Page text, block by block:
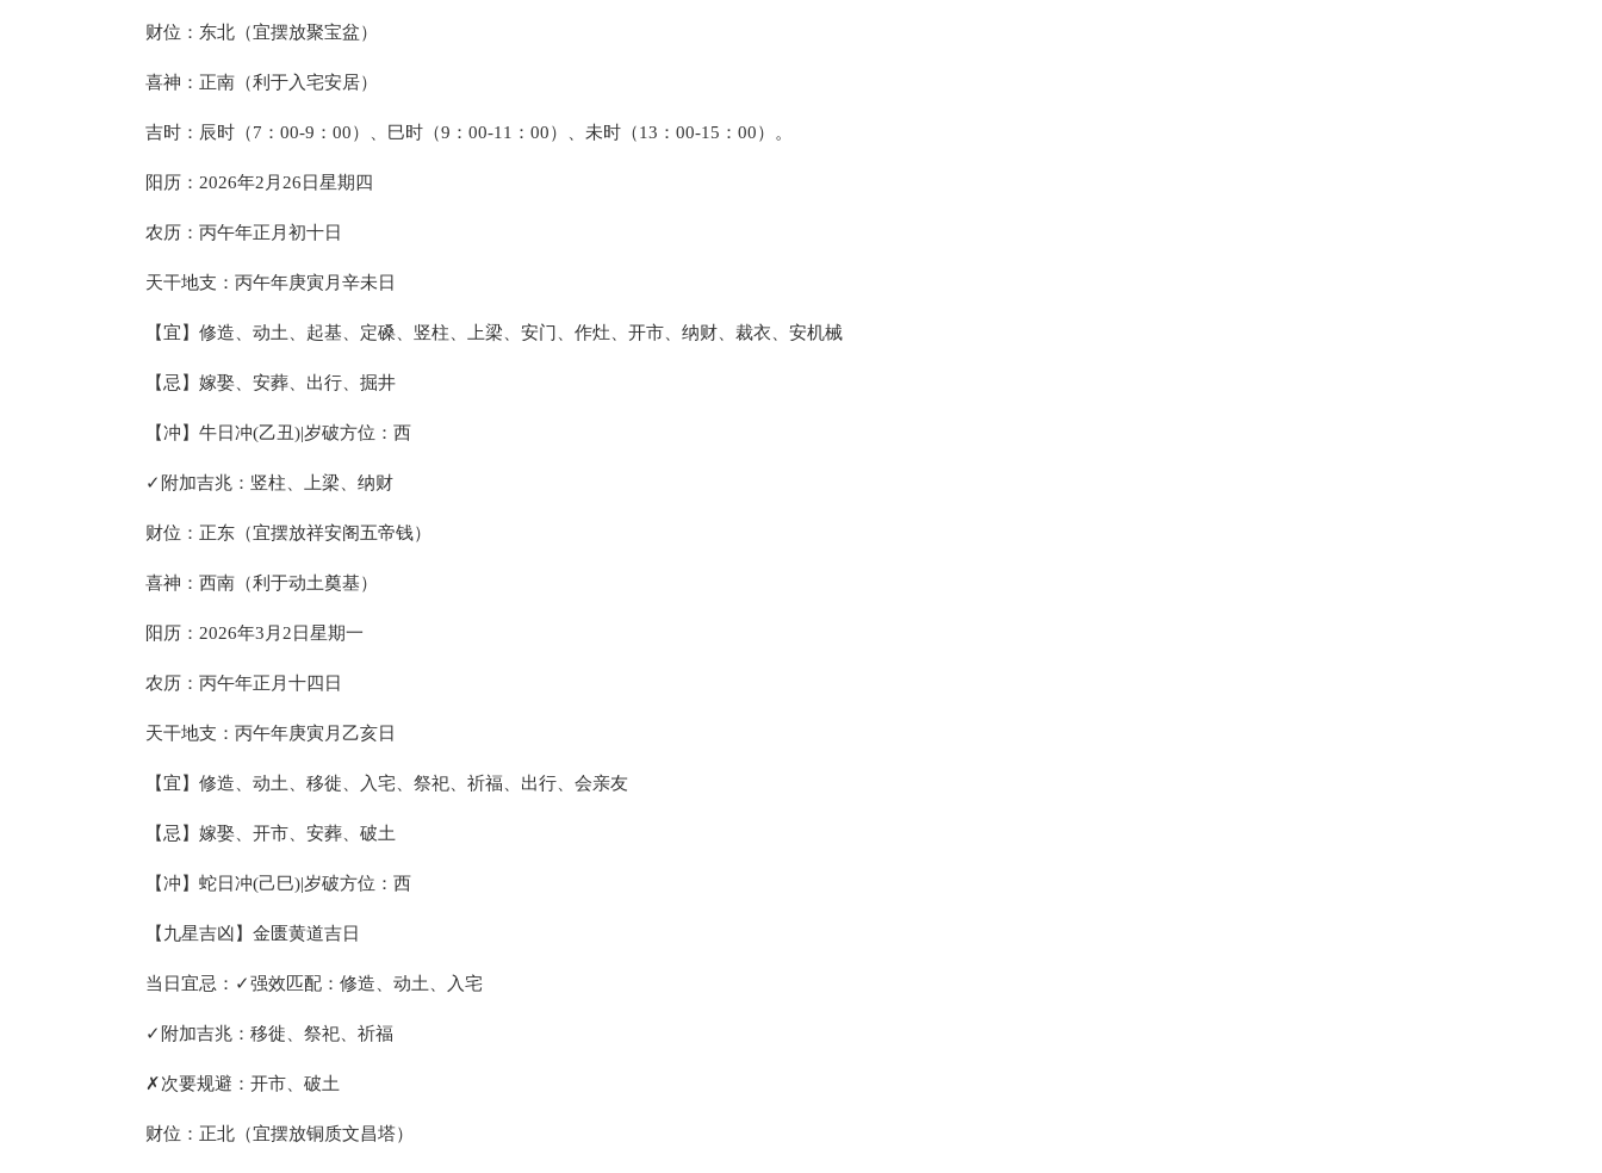
财位：东北（宜摆放聚宝盆）
喜神：正南（利于入宅安居）
吉时：辰时（7：00-9：00）、巳时（9：00-11：00）、未时（13：00-15：00）。
阳历：2026年2月26日星期四
农历：丙午年正月初十日
天干地支：丙午年庚寅月辛未日
【宜】修造、动土、起基、定磉、竖柱、上梁、安门、作灶、开市、纳财、裁衣、安机械
【忌】嫁娶、安葬、出行、掘井
【冲】牛日冲(乙丑)|岁破方位：西
✓附加吉兆：竖柱、上梁、纳财
财位：正东（宜摆放祥安阁五帝钱）
喜神：西南（利于动土奠基）
阳历：2026年3月2日星期一
农历：丙午年正月十四日
天干地支：丙午年庚寅月乙亥日
【宜】修造、动土、移徙、入宅、祭祀、祈福、出行、会亲友
【忌】嫁娶、开市、安葬、破土
【冲】蛇日冲(己巳)|岁破方位：西
【九星吉凶】金匮黄道吉日
当日宜忌：✓强效匹配：修造、动土、入宅
✓附加吉兆：移徙、祭祀、祈福
✗次要规避：开市、破土
财位：正北（宜摆放铜质文昌塔）